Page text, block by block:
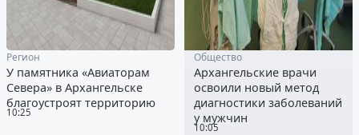
10:25
Регион
У памятника «Авиаторам
Севера» в Архангельске
благоустроят территорию
10:05
Общество
Архангельские врачи
освоили новый метод
диагностики заболеваний
у мужчин